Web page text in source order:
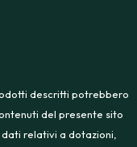
descritti potrebbero
del presente sito
relativi a dotazioni,